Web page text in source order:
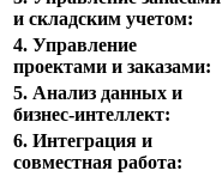
и складским учетом:
4. Управление
проектами и заказами:
5. Анализ данных и
бизнес-интеллект:
6. Интеграция и
совместная работа: